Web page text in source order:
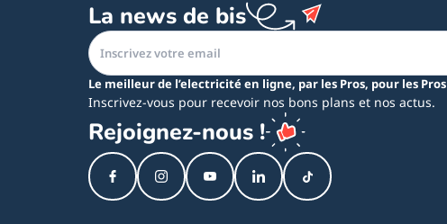
La news de bis
Le meilleur de l’electricité en ligne, par les Pros, pour les Pros
Inscrivez-vous pour recevoir nos bons plans et nos actus.
Rejoignez-nous !